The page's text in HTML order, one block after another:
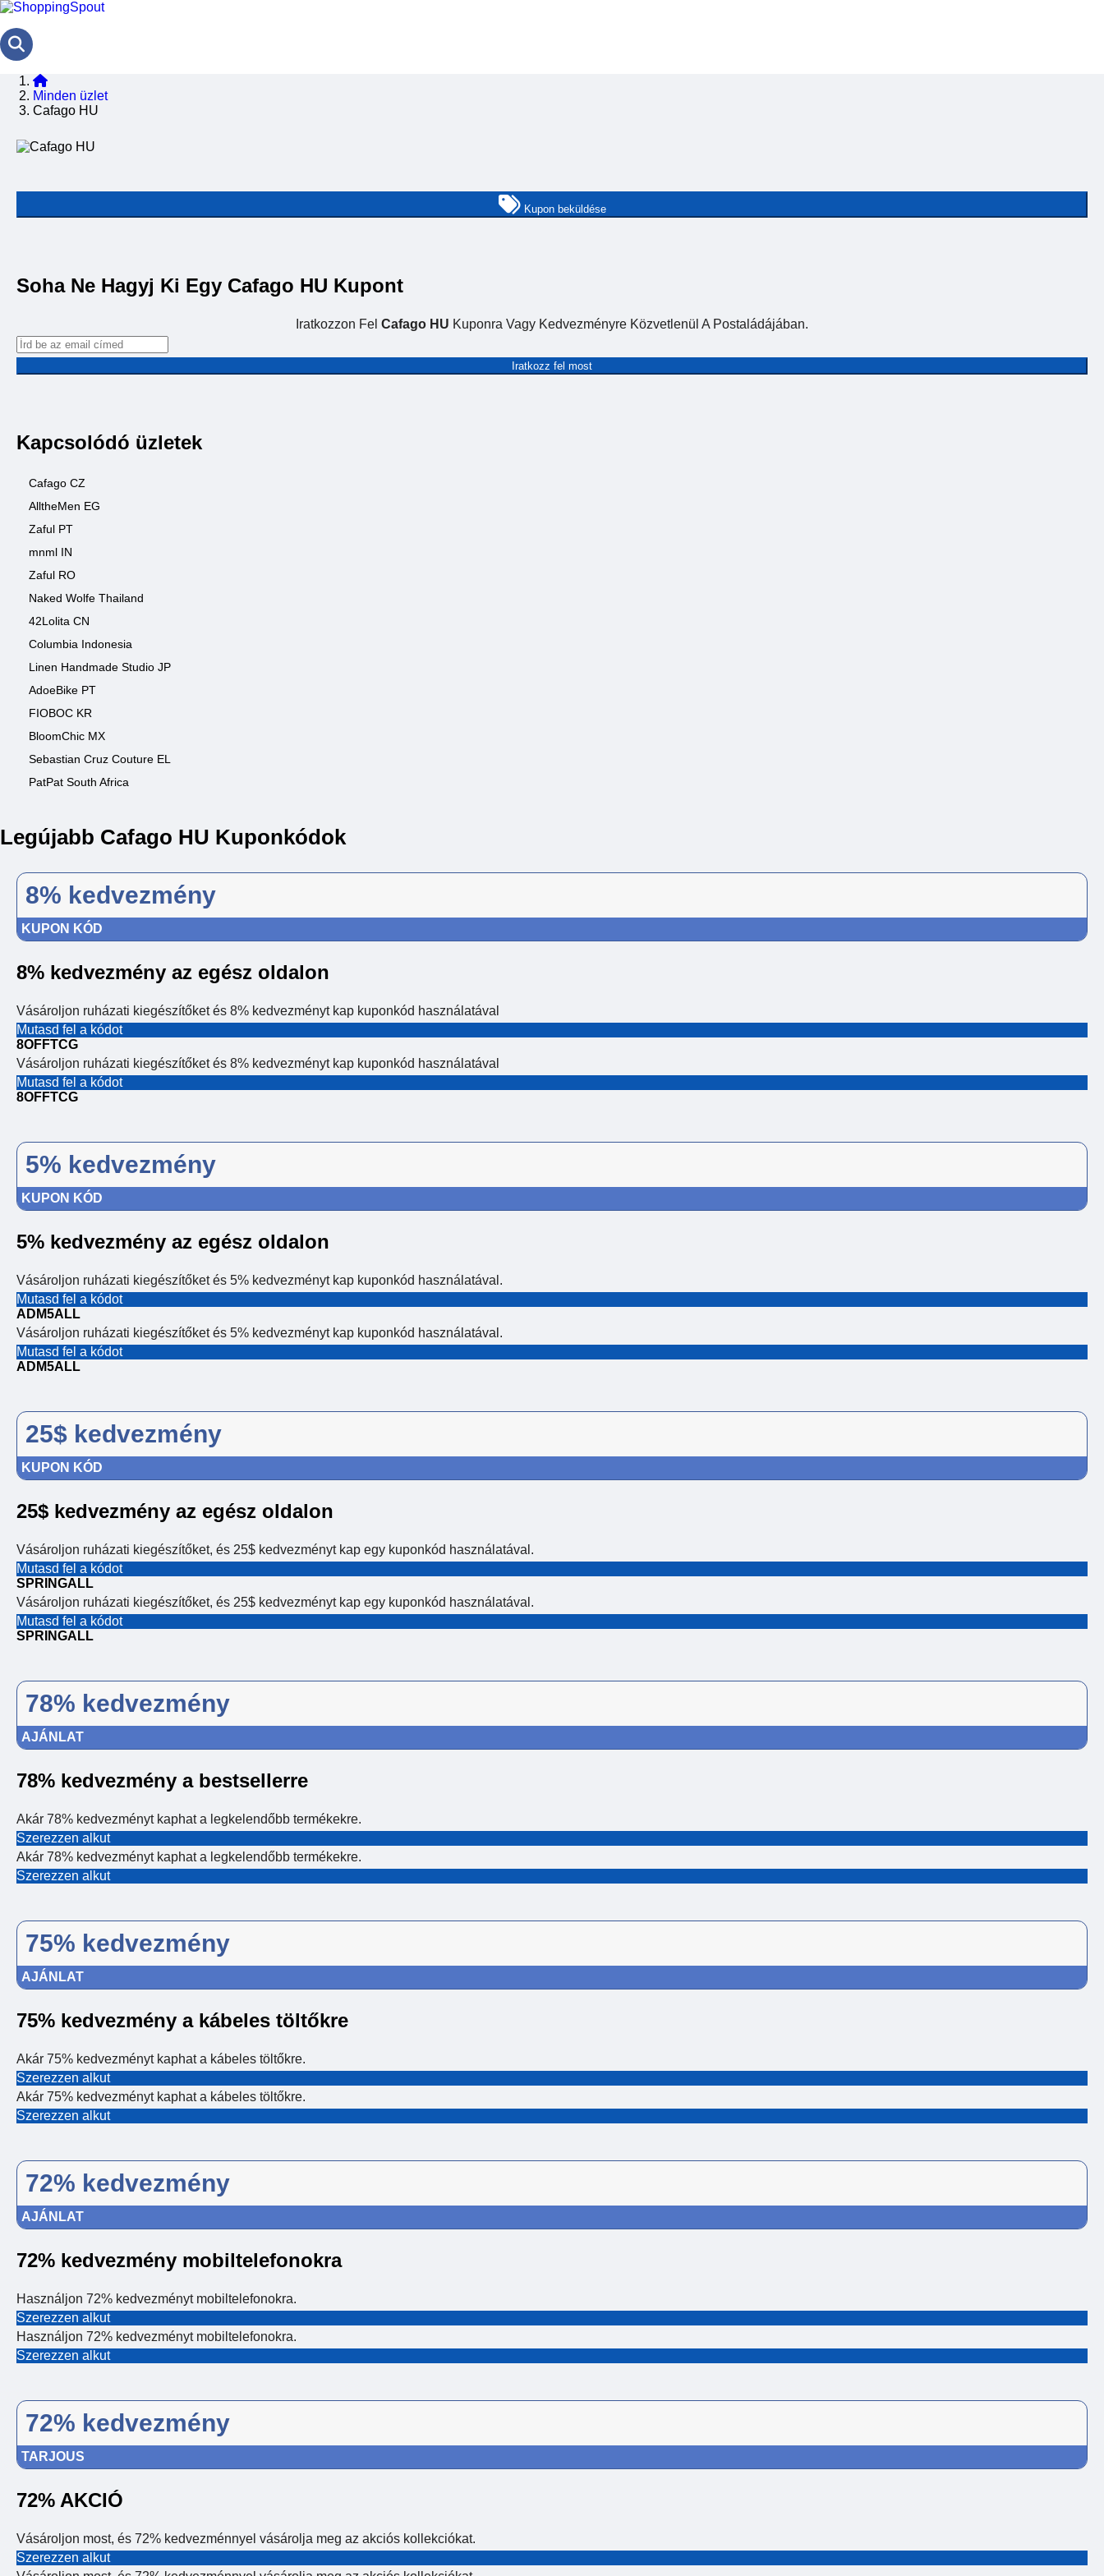
Minden üzlet
Cafago HU
Kupon beküldése
Soha Ne Hagyj Ki Egy Cafago HU Kupont
Iratkozzon Fel Cafago HU Kuponra Vagy Kedvezményre Közvetlenül A Postaládájában.
Iratkozz fel most
Kapcsolódó üzletek
Cafago CZ
AlltheMen EG
Zaful PT
mnml IN
Zaful RO
Naked Wolfe Thailand
42Lolita CN
Columbia Indonesia
Linen Handmade Studio JP
AdoeBike PT
FIOBOC KR
BloomChic MX
Sebastian Cruz Couture EL
PatPat South Africa
Legújabb Cafago HU Kuponkódok
8% kedvezmény
KUPON KÓD
8% kedvezmény az egész oldalon
Vásároljon ruházati kiegészítőket és 8% kedvezményt kap kuponkód használatával
Mutasd fel a kódot
8OFFTCG
Vásároljon ruházati kiegészítőket és 8% kedvezményt kap kuponkód használatával
Mutasd fel a kódot
8OFFTCG
5% kedvezmény
KUPON KÓD
5% kedvezmény az egész oldalon
Vásároljon ruházati kiegészítőket és 5% kedvezményt kap kuponkód használatával.
Mutasd fel a kódot
ADM5ALL
Vásároljon ruházati kiegészítőket és 5% kedvezményt kap kuponkód használatával.
Mutasd fel a kódot
ADM5ALL
25$ kedvezmény
KUPON KÓD
25$ kedvezmény az egész oldalon
Vásároljon ruházati kiegészítőket, és 25$ kedvezményt kap egy kuponkód használatával.
Mutasd fel a kódot
SPRINGALL
Vásároljon ruházati kiegészítőket, és 25$ kedvezményt kap egy kuponkód használatával.
Mutasd fel a kódot
SPRINGALL
78% kedvezmény
AJÁNLAT
78% kedvezmény a bestsellerre
Akár 78% kedvezményt kaphat a legkelendőbb termékekre.
Szerezzen alkut
Akár 78% kedvezményt kaphat a legkelendőbb termékekre.
Szerezzen alkut
75% kedvezmény
AJÁNLAT
75% kedvezmény a kábeles töltőkre
Akár 75% kedvezményt kaphat a kábeles töltőkre.
Szerezzen alkut
Akár 75% kedvezményt kaphat a kábeles töltőkre.
Szerezzen alkut
72% kedvezmény
AJÁNLAT
72% kedvezmény mobiltelefonokra
Használjon 72% kedvezményt mobiltelefonokra.
Szerezzen alkut
Használjon 72% kedvezményt mobiltelefonokra.
Szerezzen alkut
72% kedvezmény
TARJOUS
72% AKCIÓ
Vásároljon most, és 72% kedvezménnyel vásárolja meg az akciós kollekciókat.
Szerezzen alkut